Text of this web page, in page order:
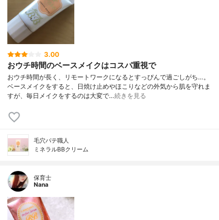
3.00
おウチ時間のベースメイクはコスパ重視で
おウチ時間が長く、リモートワークになるとすっぴんで過ごしがち…。
ベースメイクをすると、日焼け止めやほこりなどの外気から肌を守れま
すが、毎日メイクをするのは大変で…続きを見る
毛穴パテ職人
ミネラルBBクリーム
保育士
Nana